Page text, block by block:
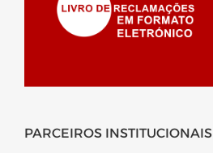
PARCEIROS INSTITUCIONAIS